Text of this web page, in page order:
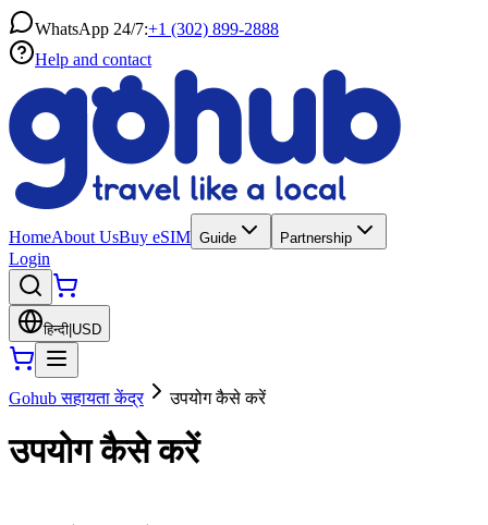
WhatsApp 24/7:+1 (302) 899-2888
Help and contact
HomeAbout UsBuy eSIM Guide Partnership
Login
हिन्दी USD
Gohub सहायता केंद्र उपयोग कैसे करें
उपयोग कैसे करें